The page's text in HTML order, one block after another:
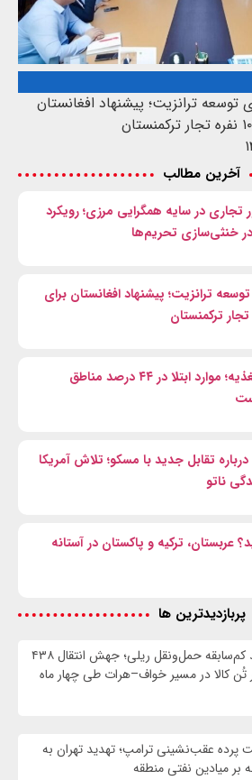
توسعه ترانزیت؛ پیشنهاد افغانستان
آخرین مطالب
در سایه همگرایی مرزی؛ رویکرد
خنثی‌سازی تحریم‌ها
ترانزیت؛ پیشنهاد افغانستان برای
افزایش نگران‌کننده سوءتغذیه؛ موارد ابتلا در ۴۴ درصد مناطق
تقابل جدید با مسکو؛ تلاش آمریکا
ناتو
عربستان، ترکیه و پاکستان در آستانه
پربازدیدترین ها
رشد کم‌سابقه حمل‌ونقل ریلی؛ جهش انتقال ۴۳۸
تُن کالا در مسیر خواف–هرات طی چهار ماه
پرده عقب‌نشینی ترامپ؛ تهدید تهران به
بر ميادين نفتی منطقه